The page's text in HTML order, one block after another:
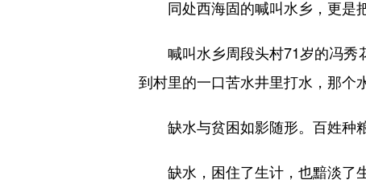
同处西海固的喊叫水乡，更是把
喊叫水乡周段头村71岁的冯秀花
到村里的一口苦水井里打水，那个
缺水与贫困如影随形。百姓种粮
缺水，困住了生计，也黯淡了生